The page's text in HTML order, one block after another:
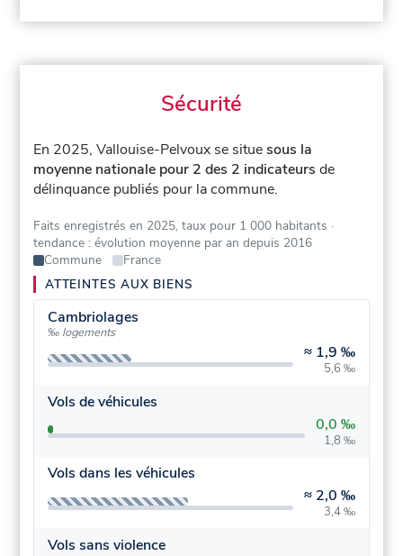
Sécurité
En 2025, Vallouise-Pelvoux se situesous la
moyenne nationale pour 2 des 2 indicateurs de
délinquance publiés pour la commune.
Faits enregistrés en 2025, taux pour 1 000 habitants ·
tendance : évolution moyenne par an depuis 2016
Commune
France
ATTEINTES AUX BIENS
Cambriolages
‰ logements
≈ 1,9 ‰
5,6 ‰
Vols de véhicules
0,0 ‰
1,8 ‰
Vols dans les véhicules
≈ 2,0 ‰
3,4 ‰
Vols sans violence